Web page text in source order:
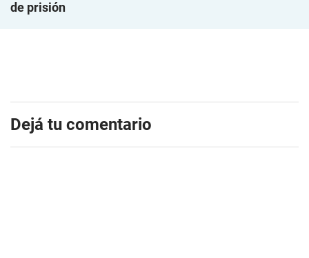
de prisión
Dejá tu comentario